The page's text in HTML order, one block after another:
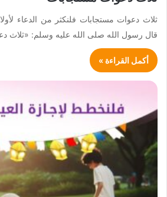
ثلاث دعوات مستجابات فلنكثر من الدعاء
قال رسول الله صلى الله عليه وسلم: «ثلاث
أكمل القراءة »